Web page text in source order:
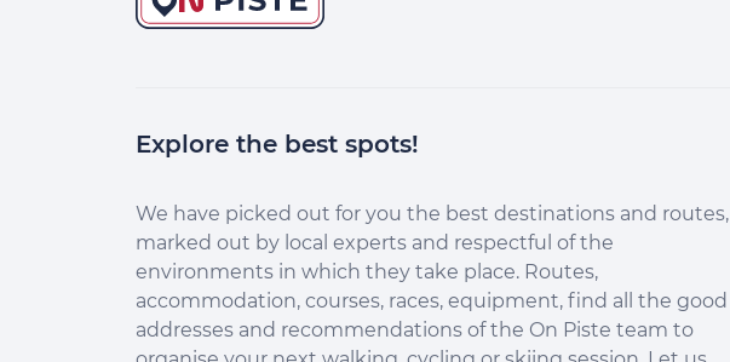
Explore the best spots!
We have picked out for you the best destinations and routes,
marked out by local experts and respectful of the
environments in which they take place. Routes,
accommodation, courses, races, equipment, find all the good
addresses and recommendations of the On Piste team to